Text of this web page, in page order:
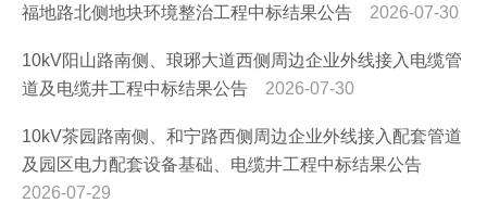
福地路北侧地块环境整治工程中标结果公告 2026-07-30
10kV阳山路南侧、琅琊大道西侧周边企业外线接入电缆管
道及电缆井工程中标结果公告
2026-07-30
10kV茶园路南侧、和宁路西侧周边企业外线接入配套管道
及园区电力配套设备基础、电缆井工程中标结果公告
2026-07-29